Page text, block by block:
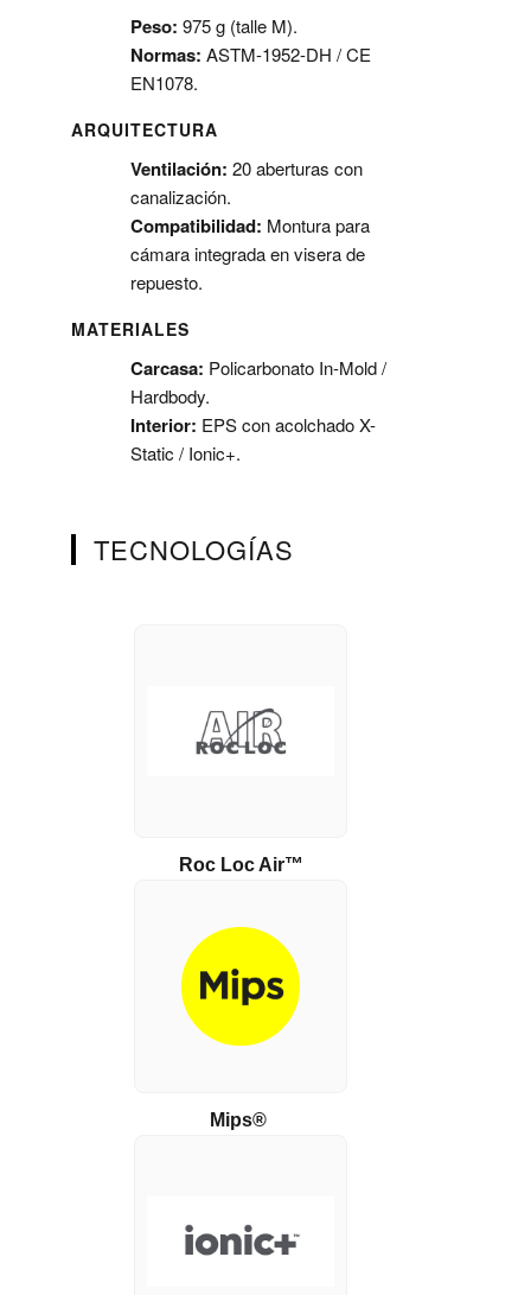
Peso: 975 g (talle M).
Normas: ASTM-1952-DH / CE
EN1078.
ARQUITECTURA
Ventilación: 20 aberturas con
canalización.
Compatibilidad: Montura para
cámara integrada en visera de
repuesto.
MATERIALES
Carcasa: Policarbonato In-Mold /
Hardbody.
Interior: EPS con acolchado X-
Static / Ionic+.
TECNOLOGÍAS
Roc Loc Air™
Mips®